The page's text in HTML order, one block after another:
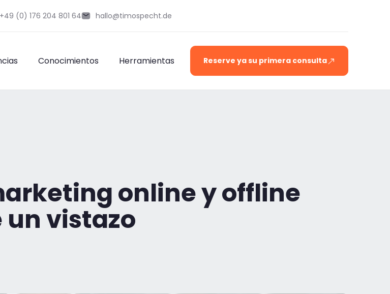
+49 (0) 176 204 801 64 hallo@timospecht.de
Conocimientos Herramientas Reserve ya su primera consulta
online y offline
vistazo